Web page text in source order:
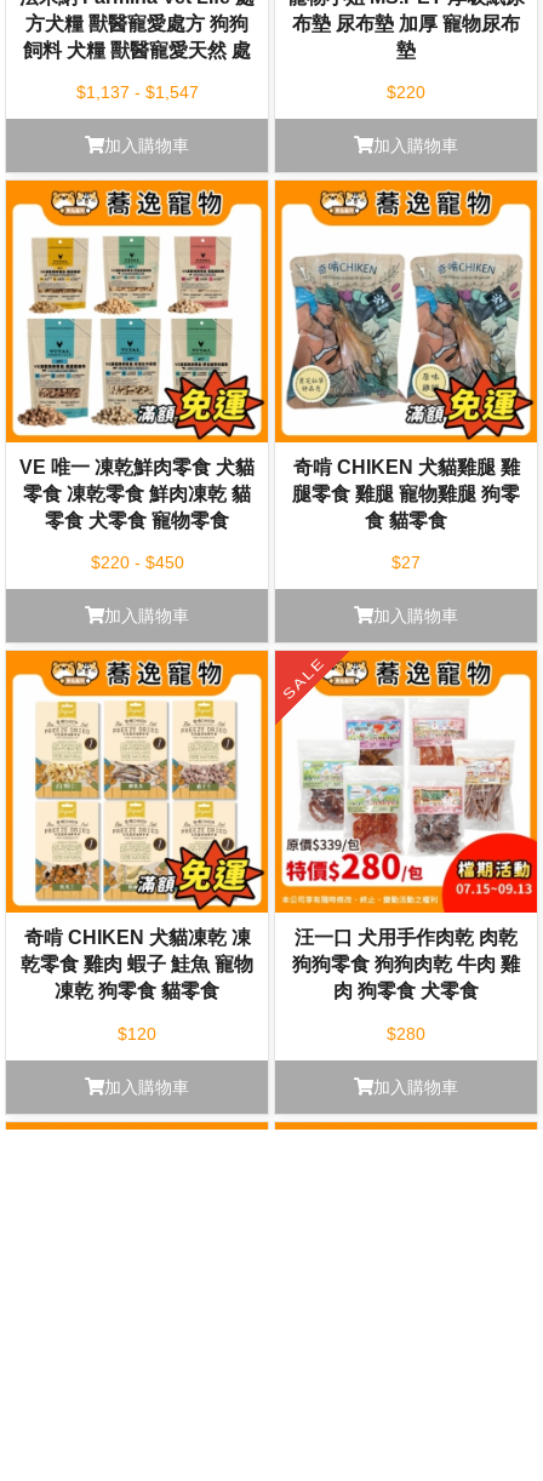
方犬糧 獸醫寵愛處方 狗狗
飼料 犬糧 獸醫寵愛天然 處
$1,137 - $1,547
加入購物車
布墊 尿布墊 加厚 寵物尿布
墊
$220
加入購物車
VE 唯一 凍乾鮮肉零食 犬貓
零食 凍乾零食 鮮肉凍乾 貓
零食 犬零食 寵物零食
$220 - $450
加入購物車
奇啃 CHIKEN 犬貓雞腿 雞
腿零食 雞腿 寵物雞腿 狗零
食 貓零食
$27
加入購物車
奇啃 CHIKEN 犬貓凍乾 凍
乾零食 雞肉 蝦子 鮭魚 寵物
凍乾 狗零食 貓零食
$120
加入購物車
汪一口 犬用手作肉乾 肉乾
狗狗零食 狗狗肉乾 牛肉 雞
肉 狗零食 犬零食
$280
加入購物車